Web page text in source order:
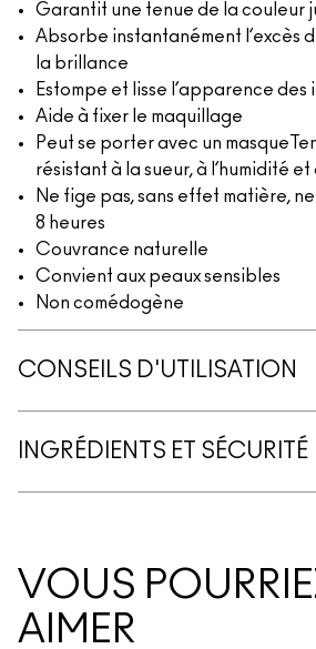
Garantit une tenue de la couleur
Absorbe instantanément l’excès
la brillance
Estompe et lisse l’apparence
Aide à fixer le maquillage
Peut se porter avec un
résistant à la sueur, à l’humidité
Ne fige pas, sans effet matière, ne
8 heures
Couvrance naturelle
Convient aux peaux sensibles
Non comédogène
CONSEILS D'UTILISATION
INGRÉDIENTS ET SÉCURITÉ
VOUS
AIMER